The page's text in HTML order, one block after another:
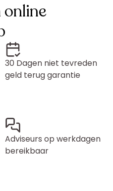
online
30 Dagen niet tevreden
geld terug garantie
Adviseurs op werkdagen
bereikbaar